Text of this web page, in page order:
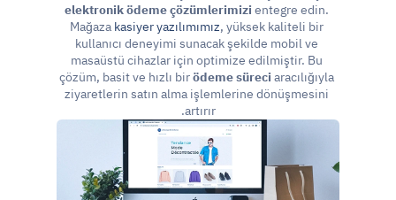
elektronik ödeme çözümlerimizi entegre edin.
Mağaza kasiyer yazılımımız, yüksek kaliteli bir
kullanıcı deneyimi sunacak şekilde mobil ve
masaüstü cihazlar için optimize edilmiştir. Bu
çözüm, basit ve hızlı bir ödeme süreci aracılığıyla
ziyaretlerin satın alma işlemlerine dönüşmesini
artırır.